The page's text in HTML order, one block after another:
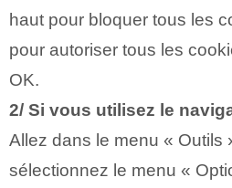
haut pour bloquer tous les
pour autoriser tous les
OK.
2/ Si vous utilisez le
Allez dans le menu « Outils
sélectionnez le menu «